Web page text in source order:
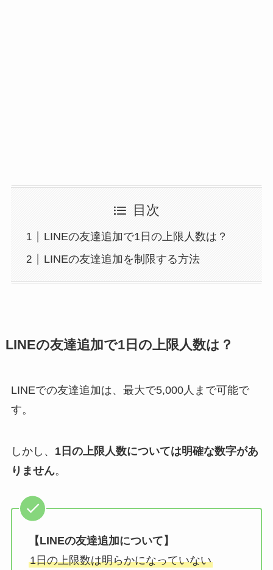
目次
LINEの友達追加で1日の上限人数は？
LINEの友達追加を制限する方法
LINEの友達追加で1日の上限人数は？
LINEでの友達追加は、最大で5,000人まで可能で
す。
しかし、 1日の上限人数については明確な数字があ
りません。
【LINEの友達追加について】
1日の上限数は明らかになっていない